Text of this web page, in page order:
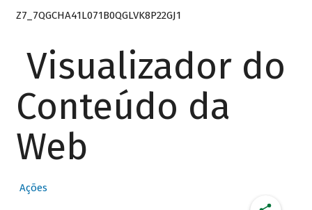
Z7_7QGCHA41L071B0QGLVK8P22GJ1
Visualizador do
Conteúdo da
Web
Ações